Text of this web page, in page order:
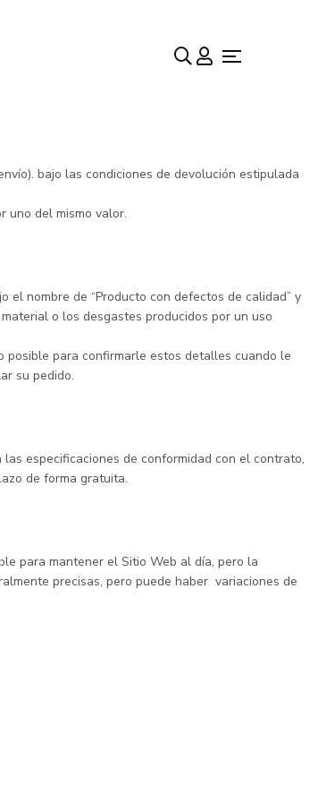
bajo las condiciones de devolución estipulada
uno del mismo valor.
nombre de “Producto con defectos de calidad” y
o los desgastes producidos por un uso
posible para confirmarle estos detalles cuando le
su pedido.
especificaciones de conformidad con el contrato,
de forma gratuita.
para mantener el Sitio Web al día, pero la
precisas, pero puede haber variaciones de